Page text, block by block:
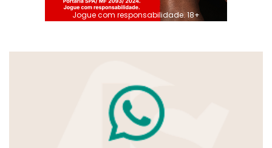
Jogue com responsabilidade. 18+